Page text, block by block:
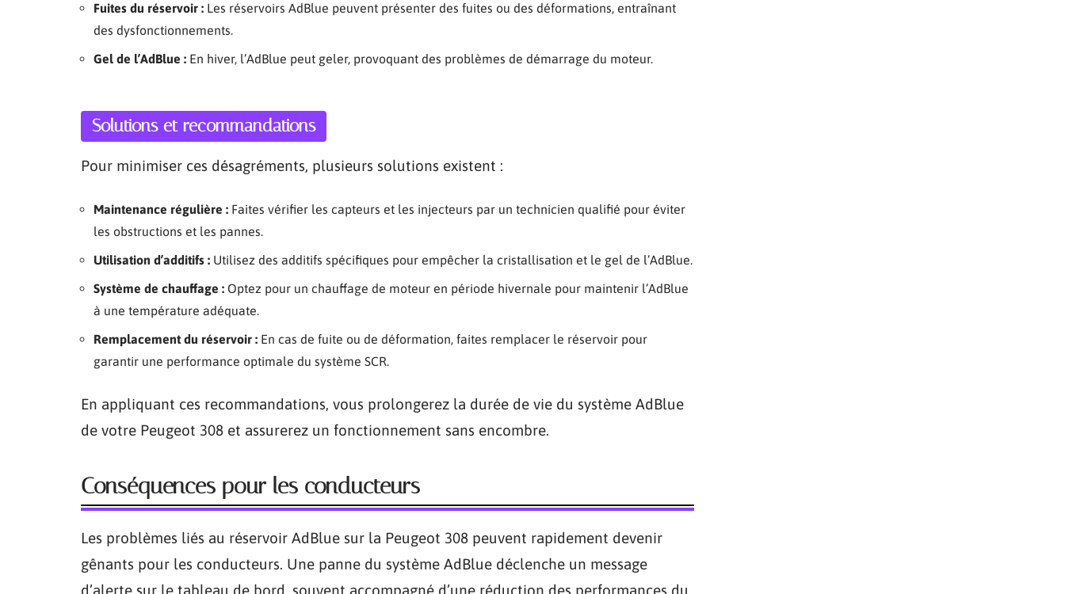
Fuites du réservoir : Les réservoirs AdBlue peuvent présenter des fuites ou des déformations, entraînant
des dysfonctionnements.
Gel de l’AdBlue : En hiver, l’AdBlue peut geler, provoquant des problèmes de démarrage du moteur.
Solutions et recommandations
Pour minimiser ces désagréments, plusieurs solutions existent :
Maintenance régulière : Faites vérifier les capteurs et les injecteurs par un technicien qualifié pour éviter
les obstructions et les pannes.
Utilisation d’additifs : Utilisez des additifs spécifiques pour empêcher la cristallisation et le gel de l’AdBlue.
Système de chauffage : Optez pour un chauffage de moteur en période hivernale pour maintenir l’AdBlue
à une température adéquate.
Remplacement du réservoir : En cas de fuite ou de déformation, faites remplacer le réservoir pour
garantir une performance optimale du système SCR.
En appliquant ces recommandations, vous prolongerez la durée de vie du système AdBlue
de votre Peugeot 308 et assurerez un fonctionnement sans encombre.
Conséquences pour les conducteurs
Les problèmes liés au réservoir AdBlue sur la Peugeot 308 peuvent rapidement devenir
gênants pour les conducteurs. Une panne du système AdBlue déclenche un message
d’alerte sur le tableau de bord, souvent accompagné d’une réduction des performances du